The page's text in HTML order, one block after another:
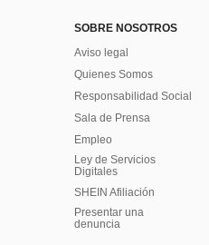
SOBRE NOSOTROS
Aviso legal
Quienes Somos
Responsabilidad Social
Sala de Prensa
Empleo
Ley de Servicios
Digitales
SHEIN Afiliación
Presentar una
denuncia